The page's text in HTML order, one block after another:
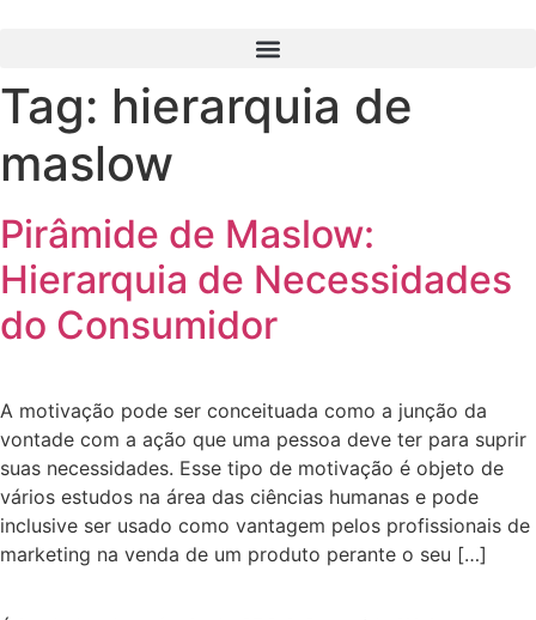
conteúdo
Tag: hierarquia de
maslow
Pirâmide de Maslow:
Hierarquia de Necessidades
do Consumidor
A motivação pode ser conceituada como a junção da
vontade com a ação que uma pessoa deve ter para suprir
suas necessidades. Esse tipo de motivação é objeto de
vários estudos na área das ciências humanas e pode
inclusive ser usado como vantagem pelos profissionais de
marketing na venda de um produto perante o seu […]